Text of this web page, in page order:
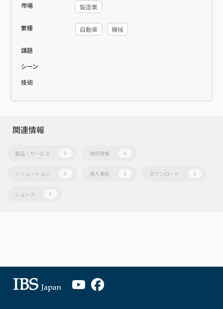
市場 製造業
業種 自動車 機械
課題
シーン
技術
関連情報
製品・サービス 0 技術情報 0
ソリューション 0 導入事例 0 ダウンロード 0
ニュース 0